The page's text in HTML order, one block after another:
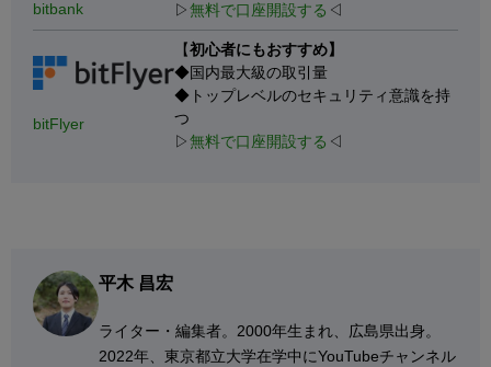
bitbank ▷無料で口座開設する ◁
bitFlyer
【初心者にもおすすめ】
◆国内最大級の取引量
◆トップレベルのセキュリティ意識を持
つ
▷無料で口座開設する ◁
平木 昌宏
ライター・編集者。2000年生まれ、広島県出身。
2022年、東京都立大学在学中にYouTubeチャンネル